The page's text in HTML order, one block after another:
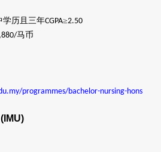
学历且三年CGPA≥2.50
马币
programmes/bachelor-nursing-hons
(IMU)